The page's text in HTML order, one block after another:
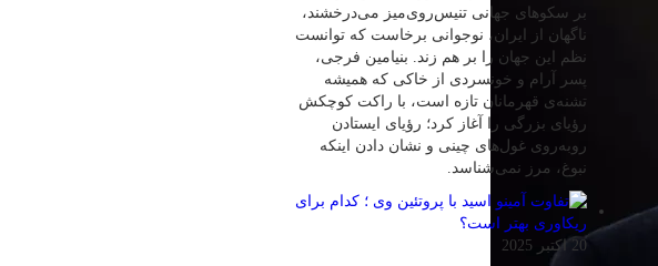
بر سکوهای جهانی تنیس‌روی‌میز می‌درخشند،
ناگهان از ایران، نوجوانی برخاست که توانست
نظم این جهان را بر هم زند. بنیامین فرجی،
پسر آرام و خونسردی از خاکی که همیشه
تشنه‌ی قهرمانان تازه است، با راکت کوچکش
رؤیای بزرگی را آغاز کرد؛ رؤیای ایستادن
روبه‌روی غول‌های چینی و نشان دادن اینکه
نبوغ، مرز نمی‌شناسد.
20 اکتبر 2025